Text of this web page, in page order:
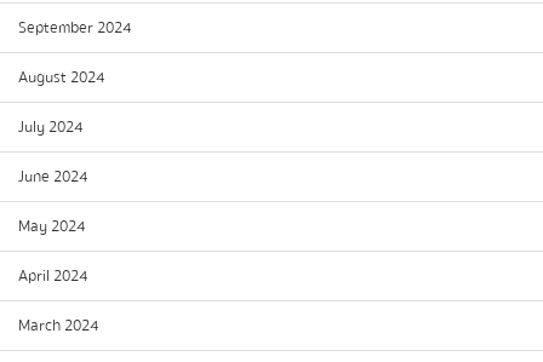
September 2024
August 2024
July 2024
June 2024
May 2024
April 2024
March 2024